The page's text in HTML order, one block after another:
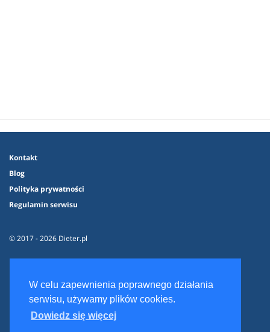
W celu zapewnienia poprawnego działania
serwisu, używamy plików cookies.
Dowiedz się więcej
Kontakt
Blog
Polityka prywatności
Regulamin serwisu
© 2017 - 2026 Dieter.pl